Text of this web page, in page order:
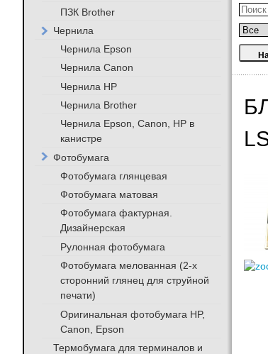
ПЗК Brother
Чернила
Чернила Epson
Чернила Canon
Чернила HP
Чернила Brother
Чернила Epson, Canon, HP в
канистре
Фотобумага
Фотобумага глянцевая
Фотобумага матовая
Фотобумага фактурная.
Дизайнерская
Рулонная фотобумага
Фотобумага мелованная (2-х
сторонний глянец для струйной
печати)
Оригинальная фотобумага HP,
Canon, Epson
Термобумага для терминалов и